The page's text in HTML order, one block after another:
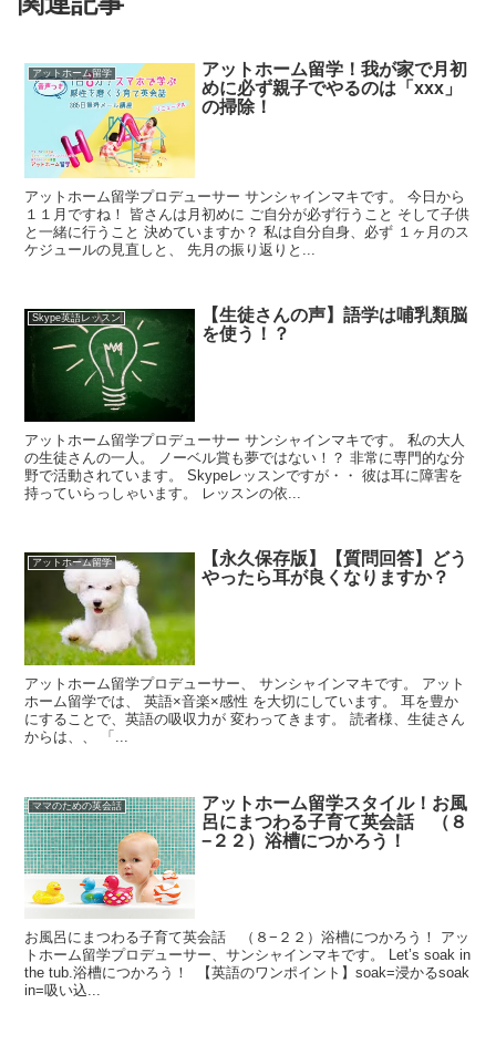
アットホーム留学
アットホーム留学！我が家で月初
めに必ず親子でやるのは「xxx」
の掃除！
アットホーム留学プロデューサー サンシャインマキです。 今日から
１１月ですね！ 皆さんは月初めに ご自分が必ず行うこと そして子供
と一緒に行うこと 決めていますか？ 私は自分自身、必ず １ヶ月のス
ケジュールの見直しと、 先月の振り返りと...
Skype英語レッスン
【生徒さんの声】語学は哺乳類脳
を使う！？
アットホーム留学プロデューサー サンシャインマキです。 私の大人
の生徒さんの一人。 ノーベル賞も夢ではない！？ 非常に専門的な分
野で活動されています。 Skypeレッスンですが・・ 彼は耳に障害を
持っていらっしゃいます。 レッスンの依...
アットホーム留学
【永久保存版】【質問回答】どう
やったら耳が良くなりますか？
アットホーム留学プロデューサー、 サンシャインマキです。 アット
ホーム留学では、 英語×音楽×感性 を大切にしています。 耳を豊か
にすることで、英語の吸収力が 変わってきます。 読者様、生徒さん
からは、、 「...
ママのための英会話
アットホーム留学スタイル！お風
呂にまつわる子育て英会話 （８
−２２）浴槽につかろう！
お風呂にまつわる子育て英会話 （８−２２）浴槽につかろう！ アッ
トホーム留学プロデューサー、サンシャインマキです。 Let’s soak in
the tub.浴槽につかろう！ 【英語のワンポイント】soak=浸かるsoak
in=吸い込...